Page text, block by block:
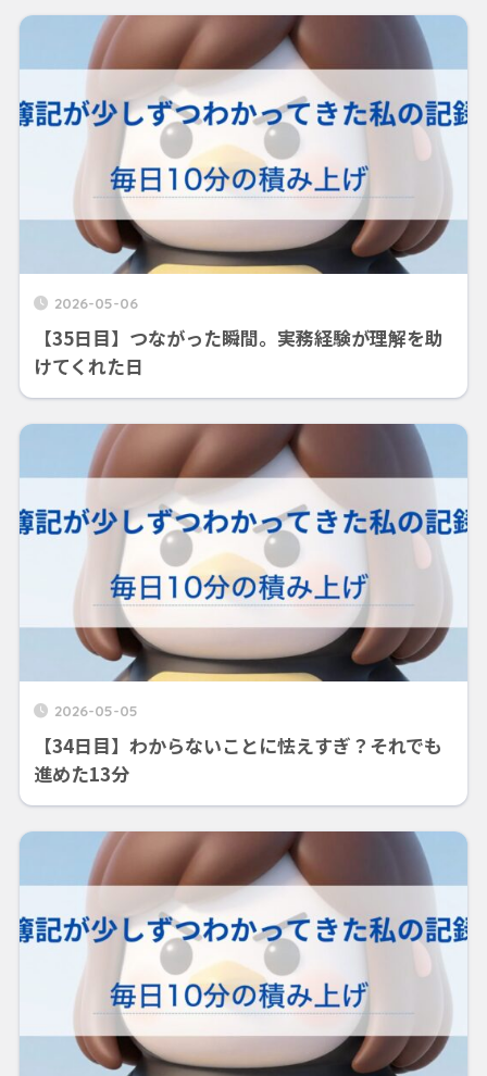
2026-05-06
【35日目】つながった瞬間。実務経験が理解を助
けてくれた日
2026-05-05
【34日目】わからないことに怯えすぎ？それでも
進めた13分